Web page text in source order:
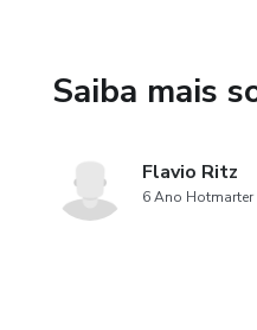
Saiba mais
Flavio Ritz
6 Ano Hotmarter